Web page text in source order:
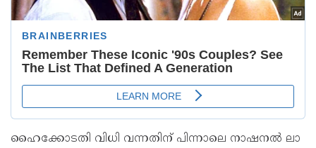
ഹൈക്കോടതി വിധി വന്നതിന് പിന്നാലെ നാഷനൽ ലാ